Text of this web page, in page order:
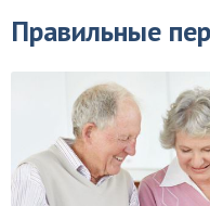
Правильные